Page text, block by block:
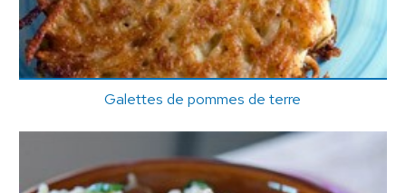
Galettes de pommes de terre